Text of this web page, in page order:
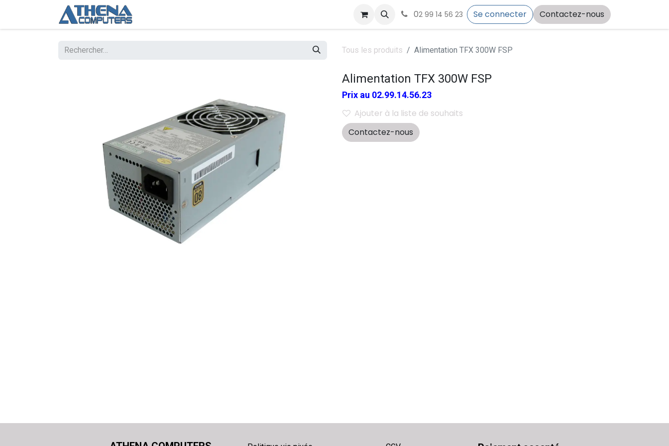
02 99 14 56 23 Se connecter Contactez-nous
Tous les produits Alimentation TFX 300W FSP
Alimentation TFX 300W FSP
Prix au 02.99.14.56.23
Ajouter à la liste de souhaits
Contactez-nous